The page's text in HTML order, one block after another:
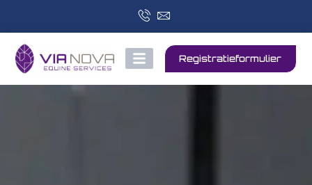
Registratieformulier